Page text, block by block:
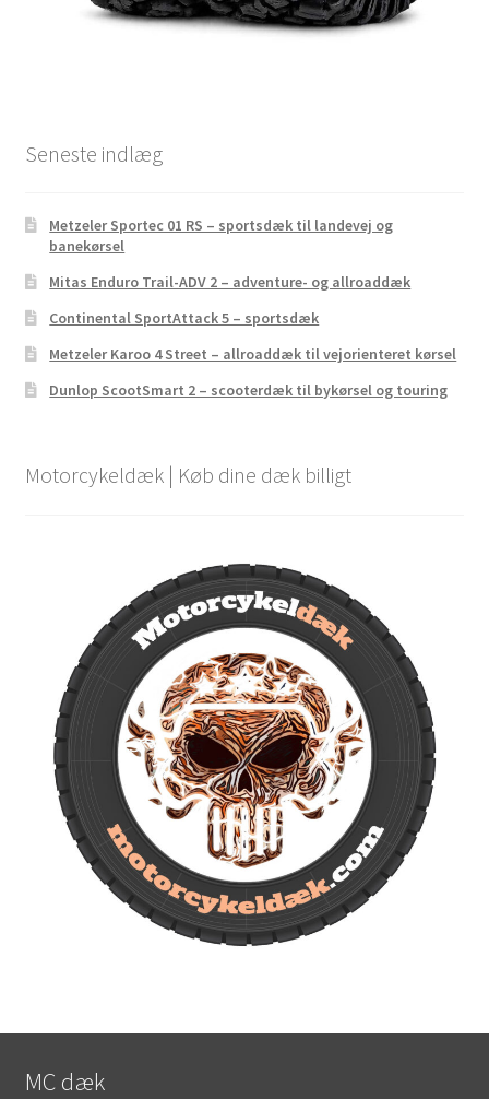
Seneste indlæg
Metzeler Sportec 01 RS – sportsdæk til landevej og
banekørsel
Mitas Enduro Trail-ADV 2 – adventure- og allroaddæk
Continental SportAttack 5 – sportsdæk
Metzeler Karoo 4 Street – allroaddæk til vejorienteret kørsel
Dunlop ScootSmart 2 – scooterdæk til bykørsel og touring
Motorcykeldæk | Køb dine dæk billigt
MC dæk